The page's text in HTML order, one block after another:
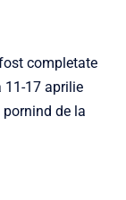
completate
11-17 aprilie
de la